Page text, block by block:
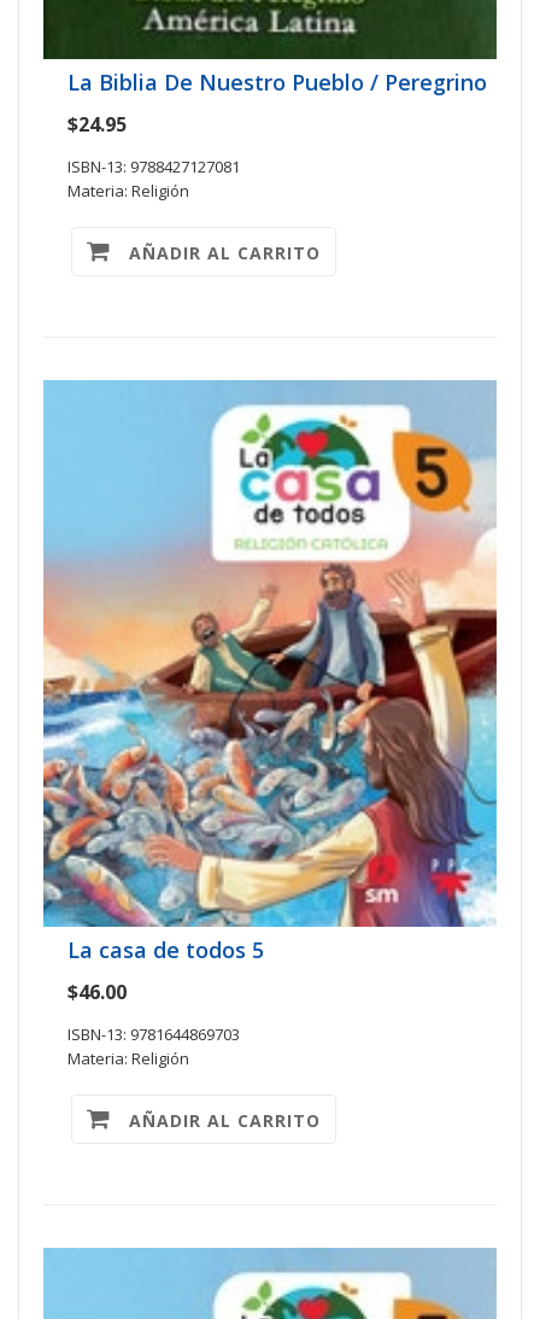
La Biblia De Nuestro Pueblo / Peregrino
$24.95
ISBN-13: 9788427127081
Materia: Religión
AÑADIR AL CARRITO
La casa de todos 5
$46.00
ISBN-13: 9781644869703
Materia: Religión
AÑADIR AL CARRITO